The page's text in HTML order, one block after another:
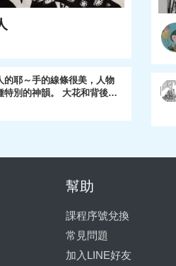
的耶～手的線條很美，人物
特別的神韻。 大花和背後荊
其荊棘的層次有表現出
幫助
課程序號兌換
常見問題
加入LINE好友